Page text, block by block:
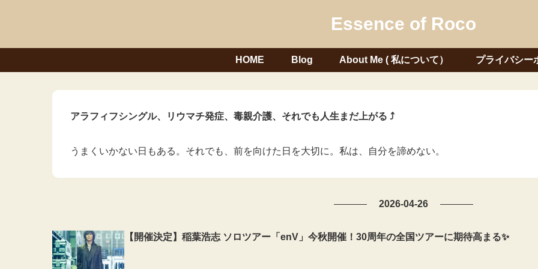
Essence of Roco
HOME Blog About Me ( 私について） プライバシー
アラフィフシングル、リウマチ発症、毒親介護、それでも人生まだ上がる ⤴
うまくいかない日もある。それでも、前を向けた日を大切に。私は、自分を諦めない。
2026-04-26
【開催決定】稲葉浩志 ソロツアー「enV」今秋開催！30周年の全国ツアーに期待高まる✨